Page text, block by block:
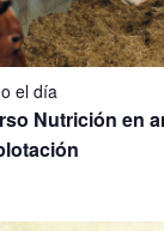
el día
Nutrición en